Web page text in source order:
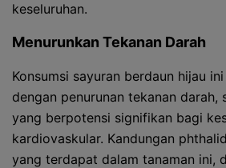
keseluruhan.
Menurunkan Tekanan Darah
Konsumsi sayuran berdaun hijau
dengan penurunan tekanan darah,
yang berpotensi signifikan bagi
kardiovaskular. Kandungan
yang terdapat dalam tanaman ini,